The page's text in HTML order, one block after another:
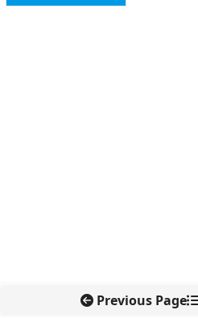
Previous Page